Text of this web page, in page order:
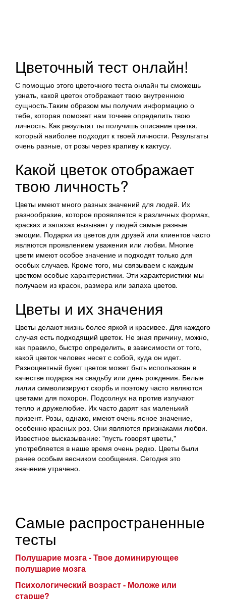
Цветочный тест онлайн!
С помощью этого цветочного теста онлайн ты сможешь
узнать, какой цветок отображает твою внутреннюю
сущность.Таким образом мы получим информацию о
тебе, которая поможет нам точнее определить твою
личность. Как результат ты получишь описание цветка,
который наиболее подходит к твоей личности. Результаты
очень разные, от розы через крапиву к кактусу.
Какой цветок отображает
твою личность?
Цветы имеют много разных значений для людей. Их
разнообразие, которое проявляется в различных формах,
красках и запахах вызывает у людей самые разные
эмоции. Подарки из цветов для друзей или клиентов часто
являются проявлением уважения или любви. Многие
цвети имеют особое значение и подходят только для
особых случаев. Кроме того, мы связываем с каждым
цветком особые характеристики. Эти характеристики мы
получаем из красок, размера или запаха цветов.
Цветы и их значения
Цветы делают жизнь более яркой и красивее. Для каждого
случая есть подходящий цветок. Не зная причину, можно,
как правило, быстро определить, в зависимости от того,
какой цветок человек несет с собой, куда он идет.
Разноцветный букет цветов может быть использован в
качестве подарка на свадьбу или день рождения. Белые
лилии символизируют скорбь и поэтому часто являются
цветами для похорон. Подсолнух на против излучают
тепло и дружелюбие. Их часто дарят как маленький
призент. Розы, однако, имеют очень ясное значение,
особенно красных роз. Они являются признаками любви.
Известное высказывание: "пусть говорят цветы,"
употребляется в наше время очень редко. Цветы были
ранее особым весником сообщения. Сегодня это
значение утрачено.
Самые распространенные
тесты
Полушарие мозга - Твое доминирующее
полушарие мозга
Психологический возраст - Моложе или
старше?